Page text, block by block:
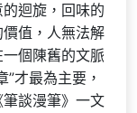
迴旋，回味的
值，人無法解
個陳舊的文脈
才最為主要，
談漫筆》一文